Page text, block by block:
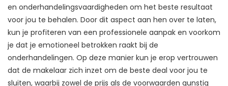
en onderhandelingsvaardigheden om het beste resultaat
voor jou te behalen. Door dit aspect aan hen over te laten,
kun je profiteren van een professionele aanpak en voorkom
je dat je emotioneel betrokken raakt bij de
onderhandelingen. Op deze manier kun je erop vertrouwen
dat de makelaar zich inzet om de beste deal voor jou te
sluiten, waarbij zowel de prijs als de voorwaarden gunstig